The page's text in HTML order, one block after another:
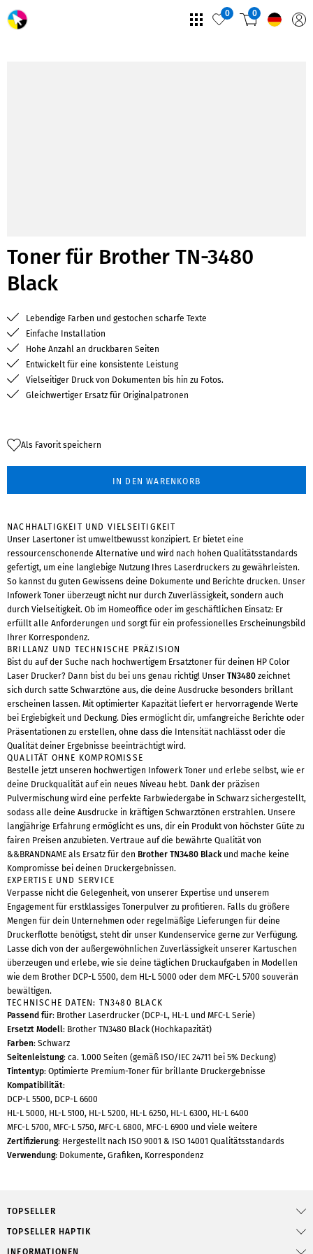
0 0
Toner für Brother TN-3480
Black
Lebendige Farben und gestochen scharfe Texte
Einfache Installation
Hohe Anzahl an druckbaren Seiten
Entwickelt für eine konsistente Leistung
Vielseitiger Druck von Dokumenten bis hin zu Fotos.
Gleichwertiger Ersatz für Originalpatronen
Als Favorit speichern
IN DEN WARENKORB
NACHHALTIGKEIT UND VIELSEITIGKEIT
Unser Lasertoner ist umweltbewusst konzipiert. Er bietet eine
ressourcenschonende Alternative und wird nach hohen Qualitätsstandards
gefertigt, um eine langlebige Nutzung Ihres Laserdruckers zu gewährleisten.
So kannst du guten Gewissens deine Dokumente und Berichte drucken. Unser
Infowerk Toner überzeugt nicht nur durch Zuverlässigkeit, sondern auch
durch Vielseitigkeit. Ob im Homeoffice oder im geschäftlichen Einsatz: Er
erfüllt alle Anforderungen und sorgt für ein professionelles Erscheinungsbild
Ihrer Korrespondenz.
BRILLANZ UND TECHNISCHE PRÄZISION
Bist du auf der Suche nach hochwertigem Ersatztoner für deinen HP Color
Laser Drucker? Dann bist du bei uns genau richtig! Unser TN3480 zeichnet
sich durch satte Schwarztöne aus, die deine Ausdrucke besonders brillant
erscheinen lassen. Mit optimierter Kapazität liefert er hervorragende Werte
bei Ergiebigkeit und Deckung. Dies ermöglicht dir, umfangreiche Berichte oder
Präsentationen zu erstellen, ohne dass die Intensität nachlässt oder die
Qualität deiner Ergebnisse beeinträchtigt wird.
QUALITÄT OHNE KOMPROMISSE
Bestelle jetzt unseren hochwertigen Infowerk Toner und erlebe selbst, wie er
deine Druckqualität auf ein neues Niveau hebt. Dank der präzisen
Pulvermischung wird eine perfekte Farbwiedergabe in Schwarz sichergestellt,
sodass alle deine Ausdrucke in kräftigen Schwarztönen erstrahlen. Unsere
langjährige Erfahrung ermöglicht es uns, dir ein Produkt von höchster Güte zu
fairen Preisen anzubieten. Vertraue auf die bewährte Qualität von
&&BRANDNAME als Ersatz für den Brother TN3480 Blackund mache keine
Kompromisse bei deinen Druckergebnissen.
EXPERTISE UND SERVICE
Verpasse nicht die Gelegenheit, von unserer Expertise und unserem
Engagement für erstklassiges Tonerpulver zu profitieren. Falls du größere
Mengen für dein Unternehmen oder regelmäßige Lieferungen für deine
Druckerflotte benötigst, steht dir unser Kundenservice gerne zur Verfügung.
Lasse dich von der außergewöhnlichen Zuverlässigkeit unserer Kartuschen
überzeugen und erlebe, wie sie deine täglichen Druckaufgaben in Modellen
wie dem Brother DCP-L 5500, dem HL-L 5000 oder dem MFC-L 5700 souverän
bewältigen.
TECHNISCHE DATEN: TN3480 BLACK
Passend für: Brother Laserdrucker (DCP-L, HL-L und MFC-L Serie)
Ersetzt Modell: Brother TN3480 Black (Hochkapazität)
Farben: Schwarz
Seitenleistung: ca. 1.000 Seiten (gemäß ISO/IEC 24711 bei 5% Deckung)
Tintentyp: Optimierte Premium-Toner für brillante Druckergebnisse
Kompatibilität:
DCP-L 5500, DCP-L 6600
HL-L 5000, HL-L 5100, HL-L 5200, HL-L 6250, HL-L 6300, HL-L 6400
MFC-L 5700, MFC-L 5750, MFC-L 6800, MFC-L 6900 und viele weitere
Zertifizierung: Hergestellt nach ISO 9001 & ISO 14001 Qualitätsstandards
Verwendung: Dokumente, Grafiken, Korrespondenz
TOPSELLER
TOPSELLER HAPTIK
INFORMATIONEN